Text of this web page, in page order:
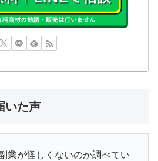
いた声
業が怪しくないのか調べてい